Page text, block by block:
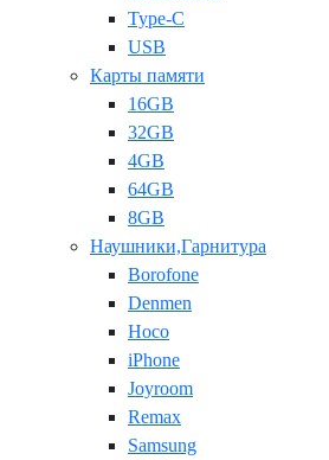
Type-C
USB
Карты памяти
16GB
32GB
4GB
64GB
8GB
Наушники,Гарнитура
Borofone
Denmen
Hoco
iPhone
Joyroom
Remax
Samsung